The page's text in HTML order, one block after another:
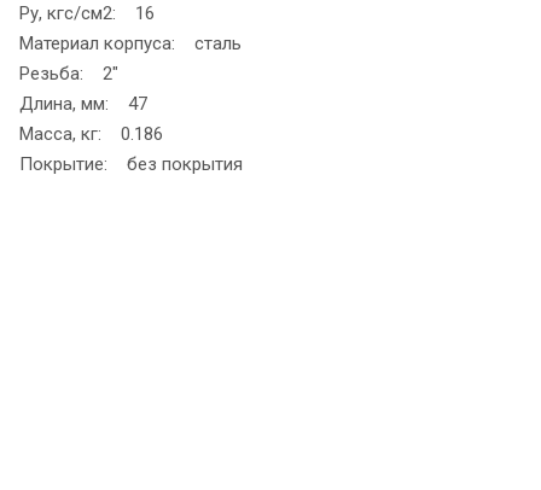
Ру, кгс/см2: 16
Материал корпуса: сталь
Резьба: 2"
Длина, мм: 47
Масса, кг: 0.186
Покрытие: без покрытия